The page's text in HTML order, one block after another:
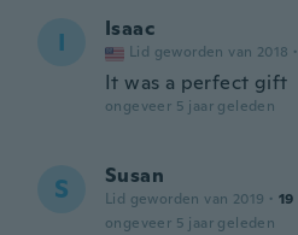
I Isaac
Lid geworden van 2018 ·
It was a perfect gift
ongeveer 5 jaar geleden
S Susan
Lid geworden van 2019 · 19
ongeveer 5 jaar geleden